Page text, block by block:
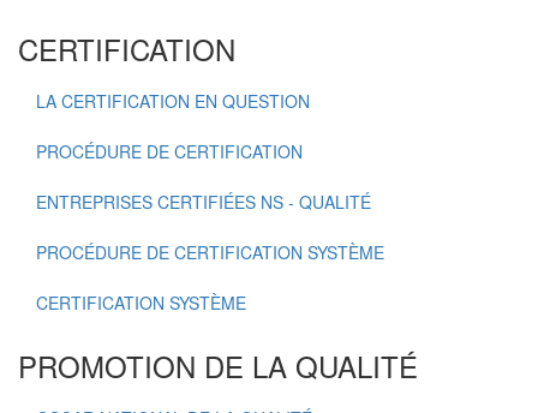
CERTIFICATION
LA CERTIFICATION EN QUESTION
PROCÉDURE DE CERTIFICATION
ENTREPRISES CERTIFIÉES NS - QUALITÉ
PROCÉDURE DE CERTIFICATION SYSTÈME
CERTIFICATION SYSTÈME
PROMOTION DE LA QUALITÉ